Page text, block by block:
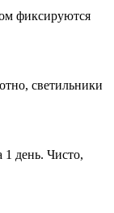
фиксируются
светильники
1 день. Чисто,